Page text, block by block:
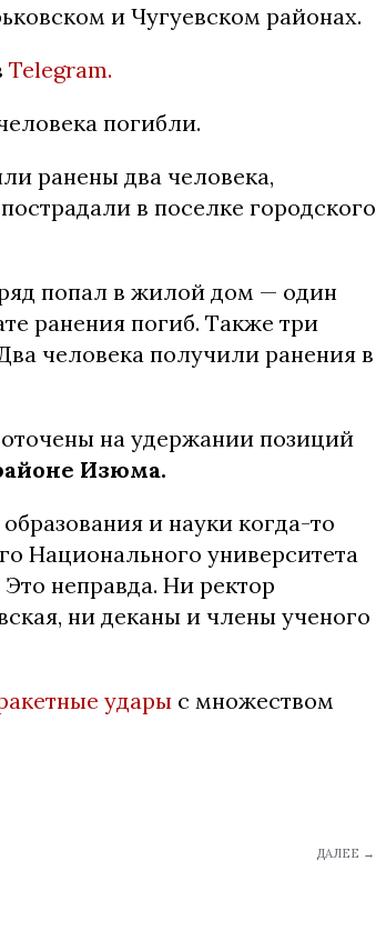
и Чугуевском районах.
Telegram.
погибли.
ранены два человека,
в поселке городского
попал в жилой дом — один
ранения погиб. Также три
человека получили ранения в
на удержании позиций
Изюма.
и науки когда-то
Национального университета
неправда. Ни ректор
ни деканы и члены ученого
удары с множеством
ДАЛЕЕ →